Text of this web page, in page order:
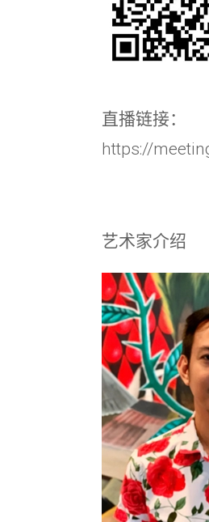
直播链接：
https://
艺术家介绍